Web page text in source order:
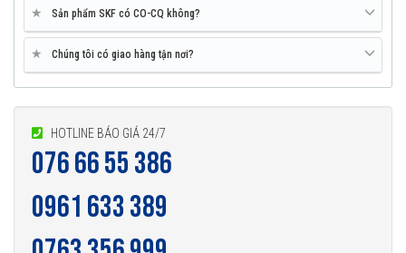
★ Sản phẩm SKF có CO-CQ không?
★ Chúng tôi có giao hàng tận nơi?
HOTLINE BÁO GIÁ 24/7
076 66 55 386
0961 633 389